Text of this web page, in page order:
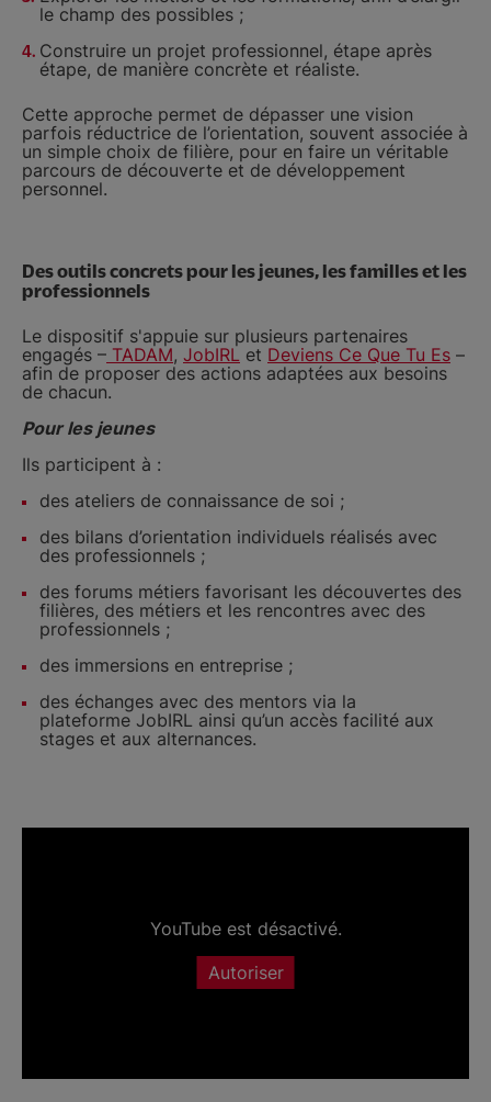
le champ des possibles ;
Construire un projet professionnel, étape après
étape, de manière concrète et réaliste.
Cette approche permet de dépasser une vision
parfois réductrice de l’orientation, souvent associée à
un simple choix de filière, pour en faire un véritable
parcours de découverte et de développement
personnel.
Des outils concrets pour les jeunes, les familles et les
professionnels
Le dispositif s'appuie sur plusieurs partenaires
engagés – TADAM, JobIRL et Deviens Ce Que Tu Es –
afin de proposer des actions adaptées aux besoins
de chacun.
Pour les jeunes
Ils participent à :
des ateliers de connaissance de soi ;
des bilans d’orientation individuels réalisés avec
des professionnels ;
des forums métiers favorisant les découvertes des
filières, des métiers et les rencontres avec des
professionnels ;
des immersions en entreprise ;
des échanges avec des mentors via la
plateforme JobIRL ainsi qu’un accès facilité aux
stages et aux alternances.
YouTube est désactivé.
Autoriser